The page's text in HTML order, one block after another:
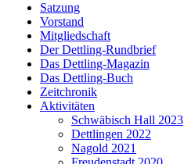
Satzung
Vorstand
Mitgliedschaft
Der Dettling-Rundbrief
Das Dettling-Magazin
Das Dettling-Buch
Zeitchronik
Aktivitäten
Schwäbisch Hall 2023
Dettlingen 2022
Nagold 2021